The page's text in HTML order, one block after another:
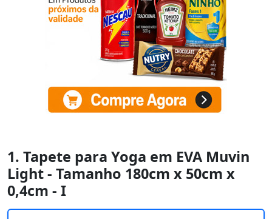
1. Tapete para Yoga em EVA Muvin
Light - Tamanho 180cm x 50cm x
0,4cm - I